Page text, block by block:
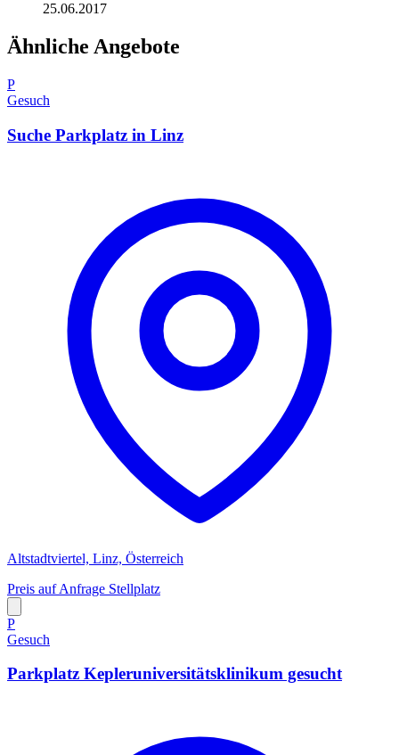
25.06.2017
Ähnliche Angebote
P
Gesuch
Suche Parkplatz in Linz
Altstadtviertel, Linz, Österreich
Preis auf Anfrage Stellplatz
P
Gesuch
Parkplatz Kepleruniversitätsklinikum gesucht